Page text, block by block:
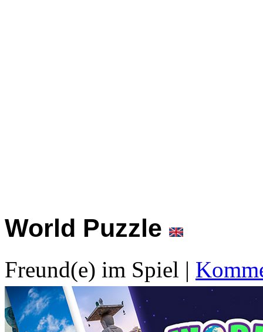
World Puzzle
Freund(e) im Spiel |